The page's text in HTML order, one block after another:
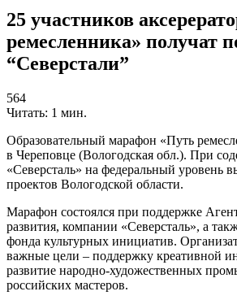
25 участников
ремесленника» получат
“Северстали”
564
Читать: 1 мин.
Образовательный марафон «Путь
в Череповце (Вологодская обл.). При
«Северсталь» на федеральный уровень
проектов Вологодской области.
Марафон состоялся при поддержке
развития, компании «Северсталь», а
фонда культурных инициатив.
важные цели – поддержку креативной
развитие народно-художественных
российских мастеров.